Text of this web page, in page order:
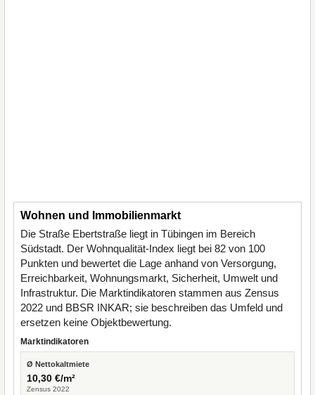
Wohnen und Immobilienmarkt
Die Straße Ebertstraße liegt in Tübingen im Bereich
Südstadt. Der Wohnqualität-Index liegt bei 82 von 100
Punkten und bewertet die Lage anhand von Versorgung,
Erreichbarkeit, Wohnungsmarkt, Sicherheit, Umwelt und
Infrastruktur. Die Marktindikatoren stammen aus Zensus
2022 und BBSR INKAR; sie beschreiben das Umfeld und
ersetzen keine Objektbewertung.
Marktindikatoren
Ø Nettokaltmiete
10,30 €/m²
Zensus 2022